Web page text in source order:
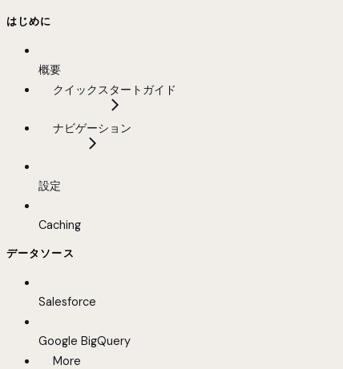
はじめに
概要
クイックスタートガイド
ナビゲーション
設定
Caching
データソース
Salesforce
Google BigQuery
More